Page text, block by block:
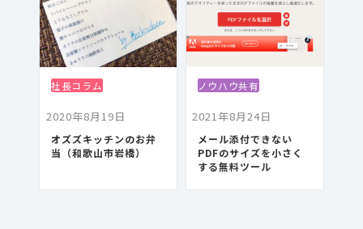
社長コラム
2020年8月19日
オズズキッチンのお弁
当（和歌山市岩橋）
ノウハウ共有
2021年8月24日
メール添付できない
PDFのサイズを小さく
する無料ツール